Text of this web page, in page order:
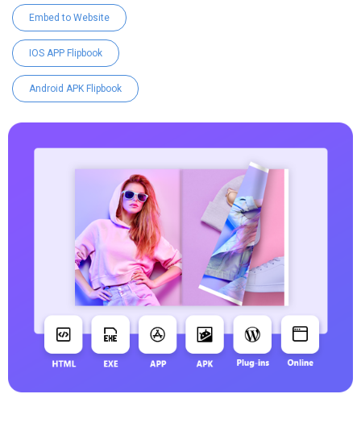
Embed to Website
IOS APP Flipbook
Android APK Flipbook